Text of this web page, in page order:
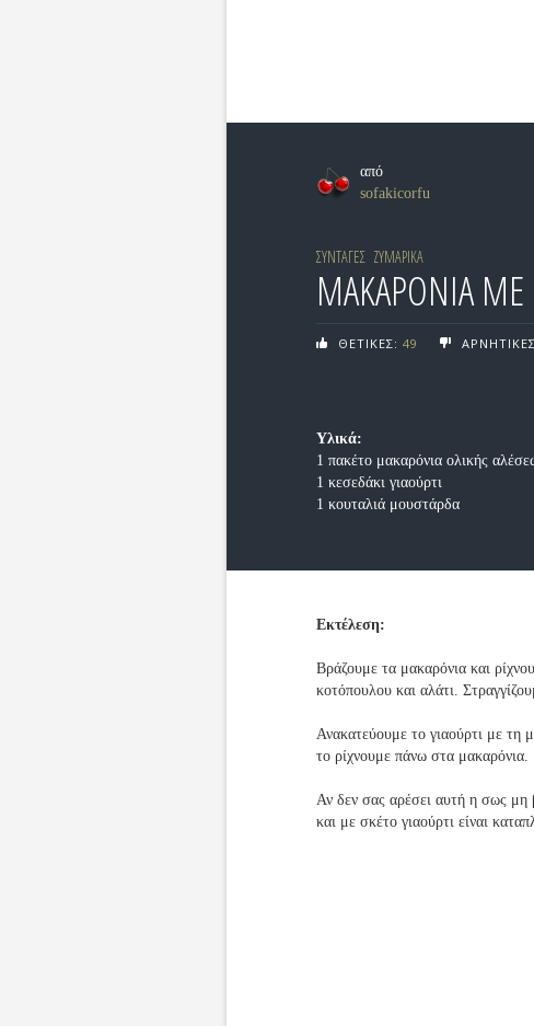
από
sofakicorfu
ΣΥΝΤΑΓΕΣ ΖΥΜΑΡΙΚΑ
ΜΑΚΑΡΟΝΙΑ ΜΕ
ΘΕΤΙΚΕΣ: 49
Υλικά:
1 πακέτο μακαρόνια ολικής
1 κεσεδάκι γιαούρτι
1 κουταλιά μουστάρδα
Εκτέλεση:
Βράζουμε τα μακαρόνια και
κοτόπουλου και αλάτι.
Ανακατεύουμε το γιαούρτι με τη
το ρίχνουμε πάνω στα μακαρόνια.
Αν δεν σας αρέσει αυτή η σως μη
και με σκέτο γιαούρτι είναι